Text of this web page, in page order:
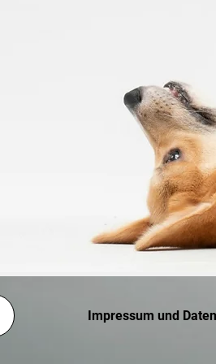
Impressum und